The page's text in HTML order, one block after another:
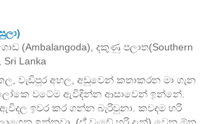
(Ambalangoda), දකුණු පලාත(Southern
Sri Lanka
වැඩිපුර අහල, අඩුවෙන් කතාකරන මා ගැන
වටේම ඇවිදින්න ආසාවෙන් ඉන්නේ.
ඉවර කර ගන්න බැරිවුනා. කවදම හරි